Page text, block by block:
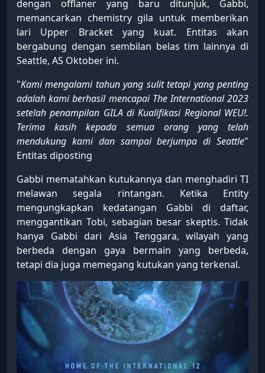
dengan offlaner yang baru ditunjuk, Gabbi,
memancarkan chemistry gila untuk memberikan
lari Upper Bracket yang kuat. Entitas akan
bergabung dengan sembilan belas tim lainnya di
Seattle, AS Oktober ini.
"Kami mengalami tahun yang sulit tetapi yang penting
adalah kami berhasil mencapai The International 2023
setelah penampilan GILA di Kualifikasi Regional WEU!.
Terima kasih kepada semua orang yang telah
mendukung kami dan sampai berjumpa di Seattle"
Entitas diposting
Gabbi mematahkan kutukannya dan menghadiri TI
melawan segala rintangan. Ketika Entity
mengungkapkan kedatangan Gabbi di daftar,
menggantikan Tobi, sebagian besar skeptis. Tidak
hanya Gabbi dari Asia Tenggara, wilayah yang
berbeda dengan gaya bermain yang berbeda,
tetapi dia juga memegang kutukan yang terkenal.